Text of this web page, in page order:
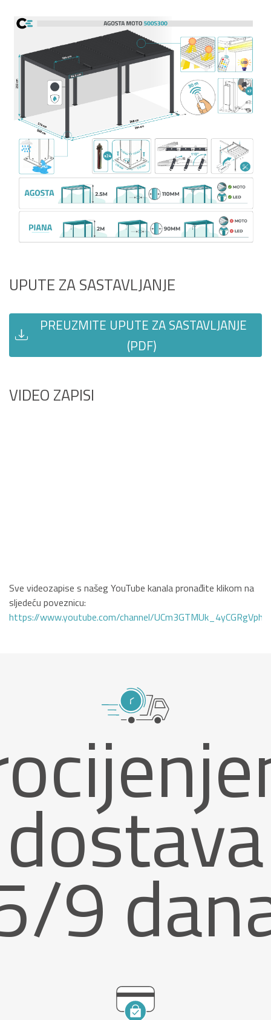
UPUTE ZA SASTAVLJANJE
PREUZMITE UPUTE ZA SASTAVLJANJE
(PDF)
VIDEO ZAPISI
Sve videozapise s našeg YouTube kanala pronađite klikom na
sljedeću poveznicu:
https://www.youtube.com/channel/
dostava
9